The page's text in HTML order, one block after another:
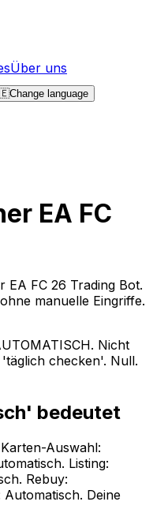
Über uns
Change language
EA FC
EA FC 26 Trading Bot.
manuelle Eingriffe.
Nicht
checken'. Null.
bedeutet
Auswahl:
Listing:
Rebuy:
Deine